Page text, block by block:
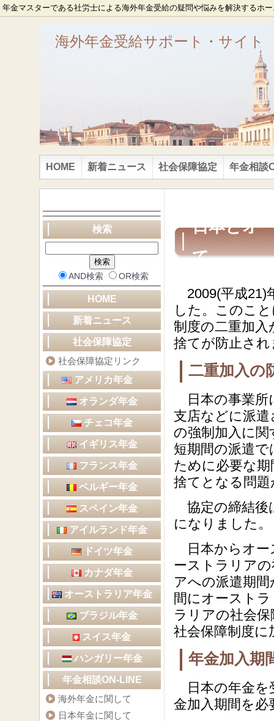
年金マスターである社労士による海外年金受給の疑問や悩みを解決するホ
海外年金受給サポート・サイト
HOME 新着ニュース 社会保障協定 年金相談
日本とオ
て
2009(平成21)
した。このこ
制度の二重加
捨てが防止され
二重加入の
日本の事業所
支店などに派
の強制加入に
短期間の派遣
ために必要な
捨てとなる問
協定の締結後
になりました。
日本からオー
ーストラリア
アへの派遣期
間にオースト
ラリアの社会
社会保障制度
年金加入期
日本の年金を
金加入期間を
検索
AND検索 OR検索
HOME
新着ニュース
社会保障協定
社会保障協定リンク
アメリカ年金
オランダ年金
チェコ年金
イギリス年金
フランス年金
ベルギー年金
スペイン年金
アイルランド年金
ドイツ年金
カナダ年金
オーストラリア年金
ブラジル年金
スイス年金
ハンガリー年金
年金相談ON-LINE
海外年金に関して
日本年金に関して